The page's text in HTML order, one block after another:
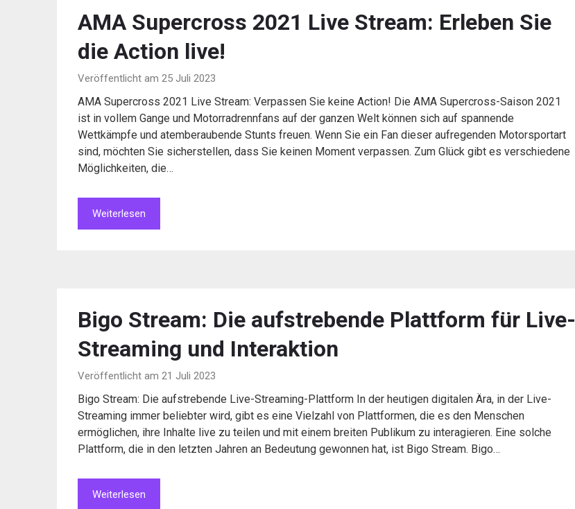
AMA Supercross 2021 Live Stream: Erleben Sie
die Action live!
Veröffentlicht am 25 Juli 2023
AMA Supercross 2021 Live Stream: Verpassen Sie keine Action! Die AMA Supercross-Saison 2021
ist in vollem Gange und Motorradrennfans auf der ganzen Welt können sich auf spannende
Wettkämpfe und atemberaubende Stunts freuen. Wenn Sie ein Fan dieser aufregenden Motorsportart
sind, möchten Sie sicherstellen, dass Sie keinen Moment verpassen. Zum Glück gibt es verschiedene
Möglichkeiten, die…
Weiterlesen
Bigo Stream: Die aufstrebende Plattform für Live-
Streaming und Interaktion
Veröffentlicht am 21 Juli 2023
Bigo Stream: Die aufstrebende Live-Streaming-Plattform In der heutigen digitalen Ära, in der Live-
Streaming immer beliebter wird, gibt es eine Vielzahl von Plattformen, die es den Menschen
ermöglichen, ihre Inhalte live zu teilen und mit einem breiten Publikum zu interagieren. Eine solche
Plattform, die in den letzten Jahren an Bedeutung gewonnen hat, ist Bigo Stream. Bigo…
Weiterlesen